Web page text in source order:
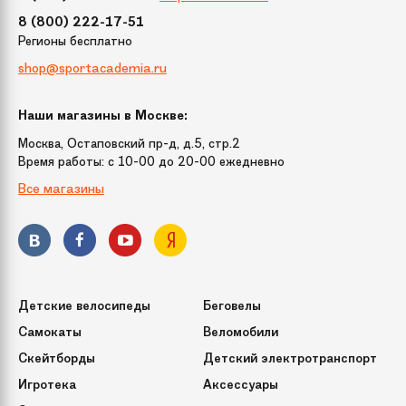
Тип привода
происхождения
Габариты 133x50x49,5 см
Гарантия 1 год
8 (800) 222-17-51
Регионы бесплатно
shop@sportacademia.ru
Наши магазины в Москве:
Москва, Остаповский пр-д, д.5, стр.2
Время работы: c 10-00 до 20-00 ежедневно
Все магазины
Детские велосипеды
Беговелы
Самокаты
Веломобили
Скейтборды
Детский электротранспорт
Игротека
Аксессуары